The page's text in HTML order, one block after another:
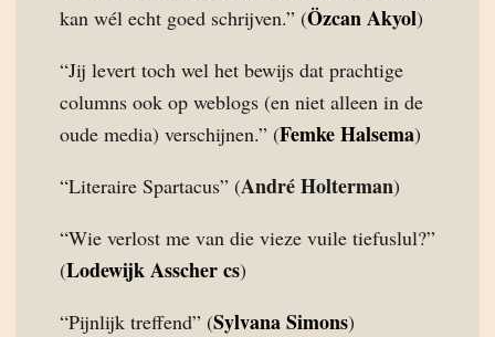
kan wél echt goed schrijven.” (Özcan Akyol)
“Jij levert toch wel het bewijs dat prachtige
columns ook op weblogs (en niet alleen in de
oude media) verschijnen.” (Femke Halsema)
“Literaire Spartacus” (André Holterman)
“Wie verlost me van die vieze vuile tiefuslul?”
(Lodewijk Asscher cs)
“Pijnlijk treffend” (Sylvana Simons)